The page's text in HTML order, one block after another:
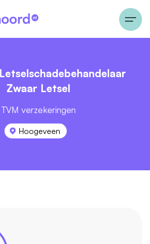
Zwaar Letsel
TVM verzekeringen
Hoogeveen